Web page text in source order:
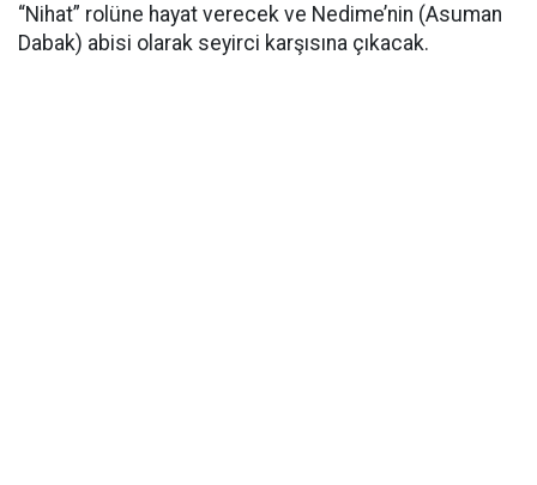
“Nihat” rolüne hayat verecek ve Nedime’nin (Asuman
Dabak) abisi olarak seyirci karşısına çıkacak.